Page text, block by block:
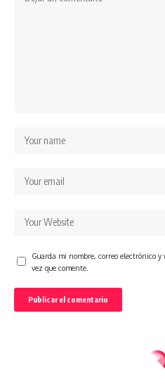
Guarda mi nombre, correo electrónico
vez que comente.